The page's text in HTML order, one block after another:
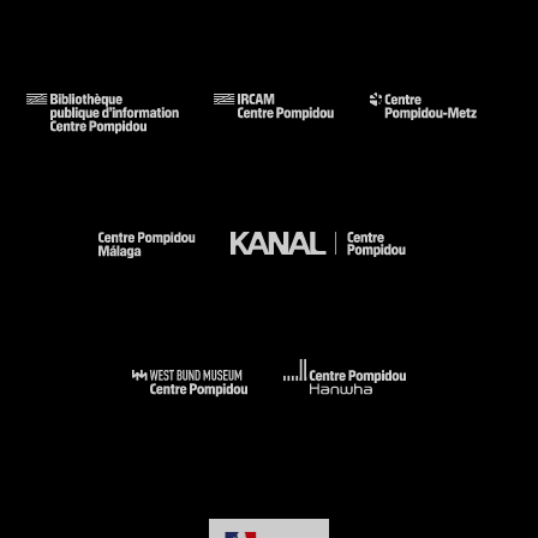
37) . N° isbn 978-2-911057-52-6
Voir la notice sur le portail de la Bibliothèque Kandinsky